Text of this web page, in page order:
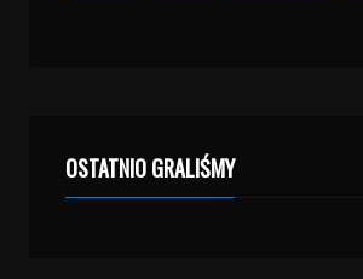
OSTATNIO GRALIŚMY